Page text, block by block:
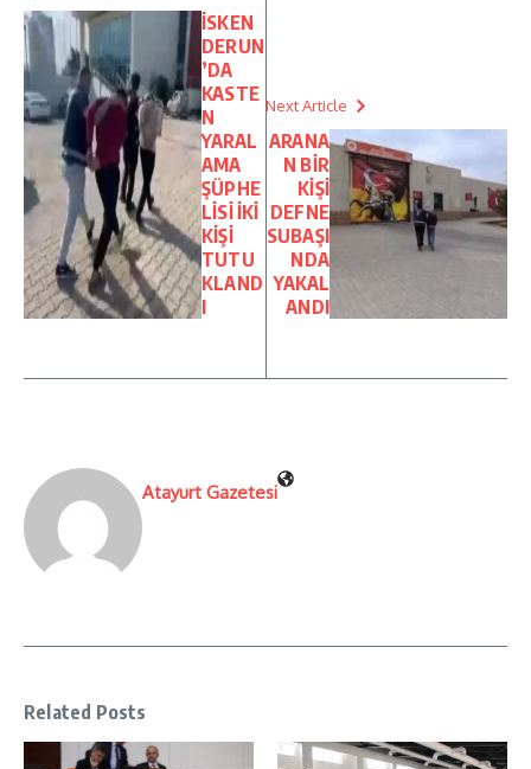
İSKEN
DERUN
’DA
KASTE
N
YARAL
AMA
ŞÜPHE
LİSİ İKİ
KİŞİ
TUTU
KLAND
I
Next Article
ARANA
N BİR
KİŞİ
DEFNE
SUBAŞI
NDA
YAKAL
ANDI
Atayurt Gazetesi
Related Posts